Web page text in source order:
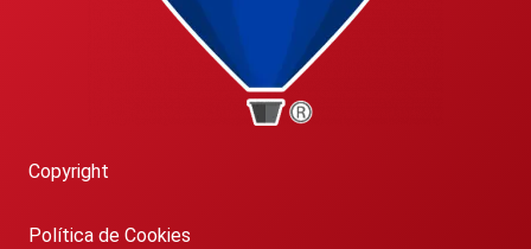
Copyright
Política de Cookies